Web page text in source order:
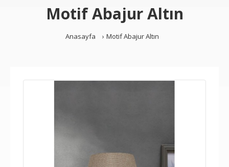
Motif Abajur Altın
Anasayfa Motif Abajur Altın